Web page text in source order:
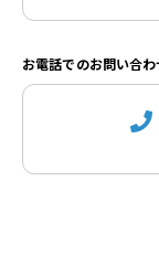
お電話でのお問い合わ